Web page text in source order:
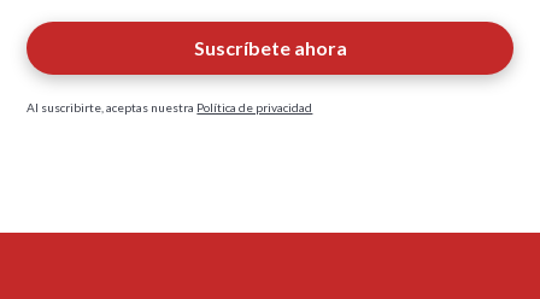
Al suscribirte, aceptas nuestra Política de privacidad